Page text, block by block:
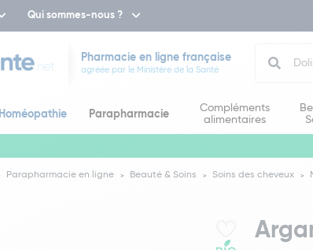
Qui sommes-nous ?
Pharmacie en ligne française
agréée par le Ministère de la Santé
Homéopathie Parapharmacie
Compléments
alimentaires
Parapharmacie en ligne Beauté & Soins Soins des cheveux